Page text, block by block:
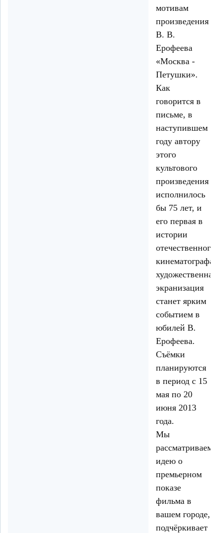
мотивам
произведения
В. В.
Ерофеева
«Москва -
Петушки».
Как
говорится в
письме, в
наступившем
году автору
этого
культового
произведения
исполнилось
бы 75 лет, и
его первая в
истории
отечественного
кинематографа
художественная
экранизация
станет ярким
событием в
юбилей В.
Ерофеева.
Съёмки
планируются
в период с 15
мая по 20
июня 2013
года.
Мы
рассматриваем
идею о
премьерном
показе
фильма в
вашем городе,
подчёркивает